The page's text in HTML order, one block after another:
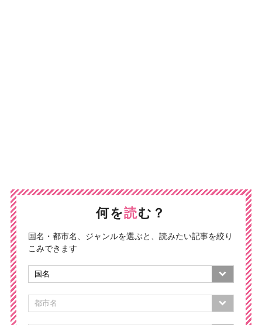
何を読む？
国名・都市名、ジャンルを選ぶと、読みたい記事を絞り
こみできます